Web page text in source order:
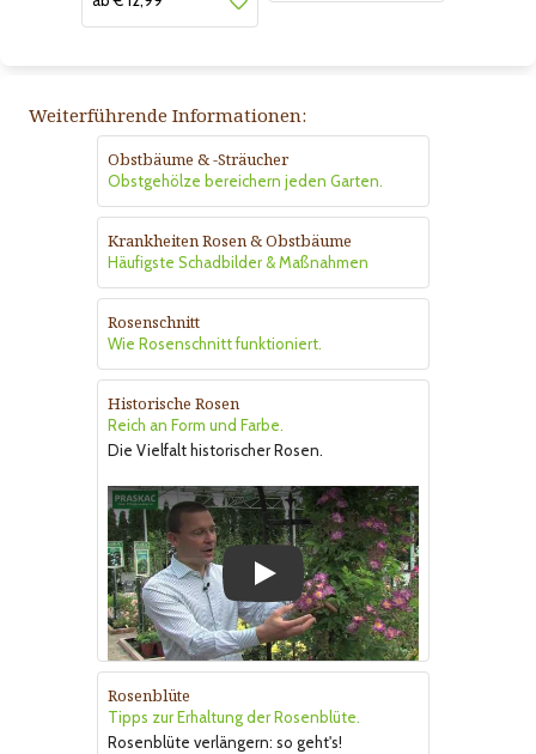
Weiterführende Informationen:
Obstbäume & -Sträucher
Obstgehölze bereichern jeden Garten.
Krankheiten Rosen & Obstbäume
Häufigste Schadbilder & Maßnahmen
Rosenschnitt
Wie Rosenschnitt funktioniert.
Historische Rosen
Reich an Form und Farbe.
Die Vielfalt historischer Rosen.
Rosenblüte
Tipps zur Erhaltung der Rosenblüte.
Rosenblüte verlängern: so geht's!